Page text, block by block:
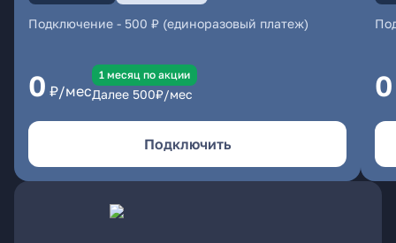
Подключение - 500 ₽ (единоразовый платеж)
0 ₽/мес
1 месяц по акции
Далее 500₽/мес
Подключить
0